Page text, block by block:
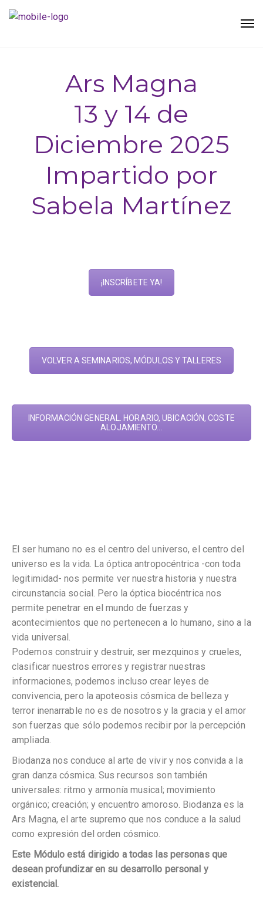
Ars Magna
13 y 14 de
Diciembre 2025
Impartido por
Sabela Martínez
¡INSCRÍBETE YA!
VOLVER A SEMINARIOS, MÓDULOS Y TALLERES
INFORMACIÓN GENERAL. HORARIO, UBICACIÓN, COSTE
ALOJAMIENTO...
El ser humano no es el centro del universo, el centro del
universo es la vida. La óptica antropocéntrica -con toda
legitimidad- nos permite ver nuestra historia y nuestra
circunstancia social. Pero la óptica biocéntrica nos
permite penetrar en el mundo de fuerzas y
acontecimientos que no pertenecen a lo humano, sino a la
vida universal.
Podemos construir y destruir, ser mezquinos y crueles,
clasificar nuestros errores y registrar nuestras
informaciones, podemos incluso crear leyes de
convivencia, pero la apoteosis cósmica de belleza y
terror inenarrable no es de nosotros y la gracia y el amor
son fuerzas que sólo podemos recibir por la percepción
ampliada.
Biodanza nos conduce al arte de vivir y nos convida a la
gran danza cósmica. Sus recursos son también
universales: ritmo y armonía musical; movimiento
orgánico; creación; y encuentro amoroso. Biodanza es la
Ars Magna, el arte supremo que nos conduce a la salud
como expresión del orden cósmico.
Este Módulo está dirigido a todas las personas que
desean profundizar en su desarrollo personal y
existencial.